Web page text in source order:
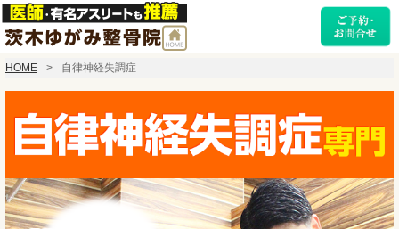
HOME 自律神経失調症